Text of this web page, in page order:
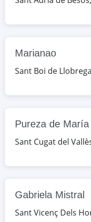
Sabadell
c. Juvenal, 1,
av. Eduard
Google
Google
Marianao
Sant Boi de
Pureza de María
Sant Cugat del
Gabriela Mistral
Sant Vicenç Dels